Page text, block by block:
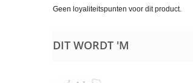
Geen loyaliteitspunten voor dit product.
DIT WORDT 'M